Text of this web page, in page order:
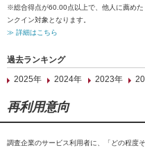
※総合得点が60.00点以上で、他人に薦め
ンクイン対象となります。
≫ 詳細はこちら
過去ランキング
2025年
2024年 2023年
再利用意向
調査企業のサービス利用者に、「どの程度